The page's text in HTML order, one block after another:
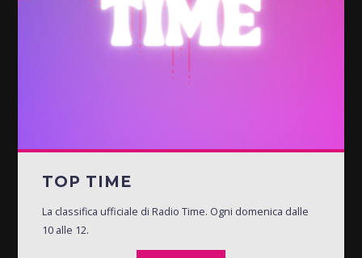
TOP TIME
La classifica ufficiale di Radio Time. Ogni domenica dalle
10 alle 12.